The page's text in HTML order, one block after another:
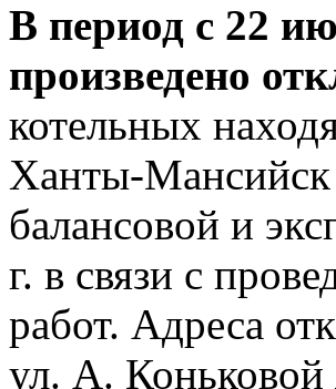
В период с 22
произведено
котельных
Ханты-Мансийск
балансовой и
г. в связи с
работ. Адреса
ул. А. Коньковой